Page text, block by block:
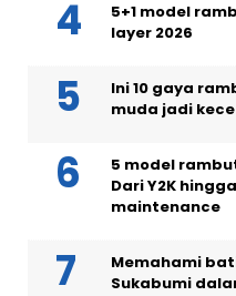
5+1 model
layer 2026
Ini 10 gaya
muda jadi kece
5 model
Dari Y2K
maintenance
Memahami
Sukabumi